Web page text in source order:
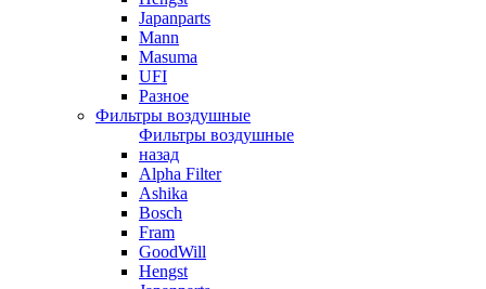
Japanparts
Mann
Masuma
UFI
Разное
Фильтры воздушные
Фильтры воздушные
назад
Alpha Filter
Ashika
Bosch
Fram
GoodWill
Hengst